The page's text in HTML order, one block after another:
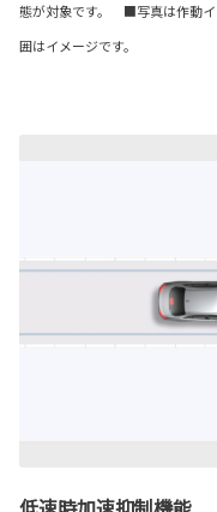
態が対象です。 ■写真は作動
囲はイメージです。